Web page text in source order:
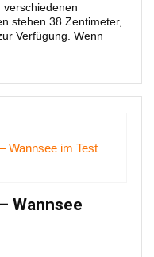
verschiedenen
stehen 38 Zentimeter,
Verfügung. Wenn
Wannsee